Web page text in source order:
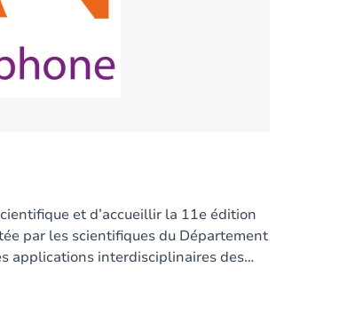
et d’accueillir la 11e édition
par les scientifiques du Département
applications interdisciplinaires des